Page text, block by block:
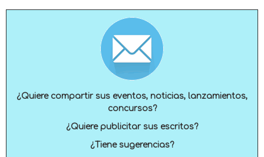
¿Quiere compartir sus eventos, noticias, lanzamientos,
concursos?
¿Quiere publicitar sus escritos?
¿Tiene sugerencias?